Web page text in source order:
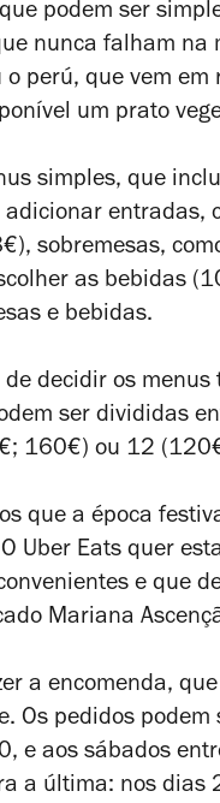
podem ser
nunca falham na
o perú, que vem em
um prato
simples, que
adicionar entradas,
sobremesas,
as bebidas
e bebidas.
de decidir os
ser divididas
160€) ou 12
que a época
Uber Eats quer
e que
Mariana
a encomenda,
Os pedidos
e aos sábados
a última: nos dias